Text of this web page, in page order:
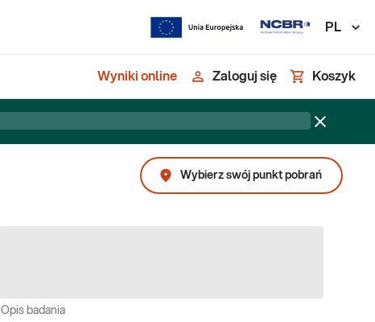
PL
Wyniki online Zaloguj się Koszyk
Wybierz swój punkt pobrań
Opis badania